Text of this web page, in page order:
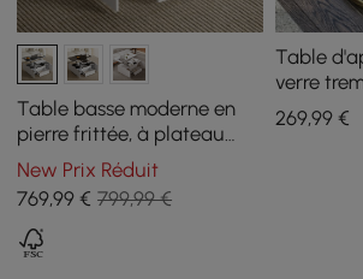
Table basse moderne en
pierre frittée, à plateau
relevable, avec tiroirs
New Prix Réduit
769,99 € 799,99 €
Table
verre
mm
269,99€